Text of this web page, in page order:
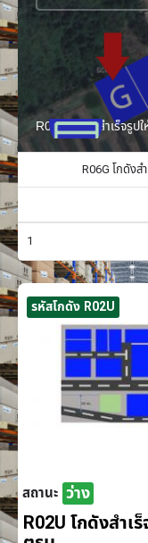
R06G โกดังสำเร็จรูป
R06G โกดังส
1
รหัสโกดัง R02U
สถานะ ว่าง
R02U โกดังสำเ